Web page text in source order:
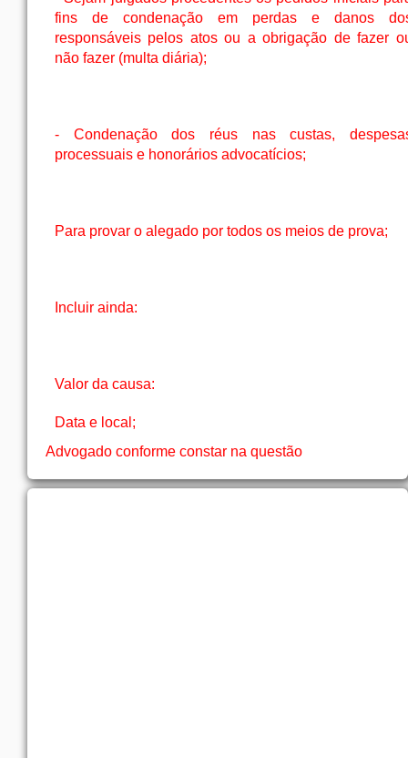
fins de condenação em perdas e danos
responsáveis pelos atos ou a obrigação de fazer
não fazer (multa diária);
- Condenação dos réus nas custas,
processuais e honorários advocatícios;
Para provar o alegado por todos os meios de prova;
Incluir ainda:
Valor da causa:
Data e local;
Advogado conforme constar na questão